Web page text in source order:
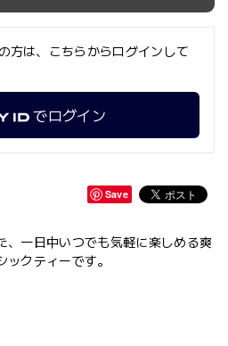
方は、こちらからログインして
でログイン
Save
、一日中いつでも気軽に楽しめる爽
クティーです。